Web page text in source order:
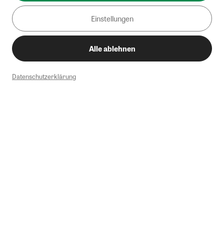
Einstellungen
Alle ablehnen
Datenschutzerklärung